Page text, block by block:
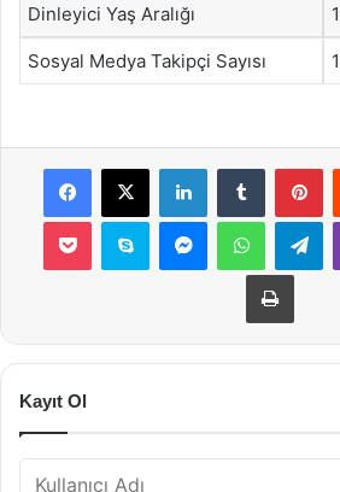
Dinleyici Yaş Aralığı
Sosyal Medya Takipçi Sayısı
Facebook
X LinkedInTumblr
Pocket Skype MessengerWhatsApp
Yazdır
Kayıt Ol